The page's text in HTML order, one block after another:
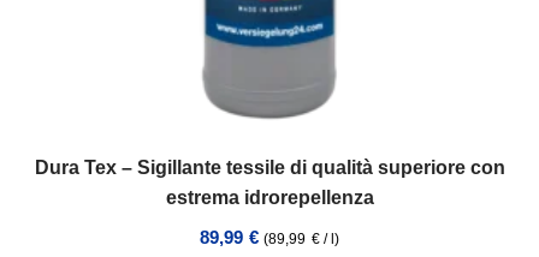
Dura Tex – Sigillante tessile di qualità superiore con
estrema idrorepellenza
89,99 € (89,99 € /l)